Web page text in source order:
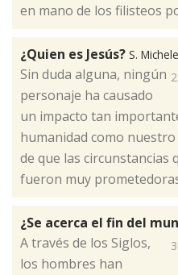
en mano de los filisteos
¿Quien es Jesús? S.
​Sin duda alguna, ningún
personaje ha causado
un impacto tan
humanidad como
de que las circunstancias
fueron muy
¿Se acerca el fin del
​A través de los Siglos,
los hombres han